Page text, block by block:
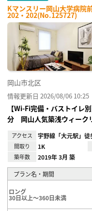
Kマンスリー岡山大学病院
202・202(No.125727)
岡山市北区
情報更新日 2026/08/06 10:25
【Wi-Fi完備・バストイレ
分 岡山人気築浅ウィーク
アクセス 宇野線「大元駅」徒
間取り 1K
築年数 2019年 3月 築
プラン名・期間
ロング
30日以上～360日未満